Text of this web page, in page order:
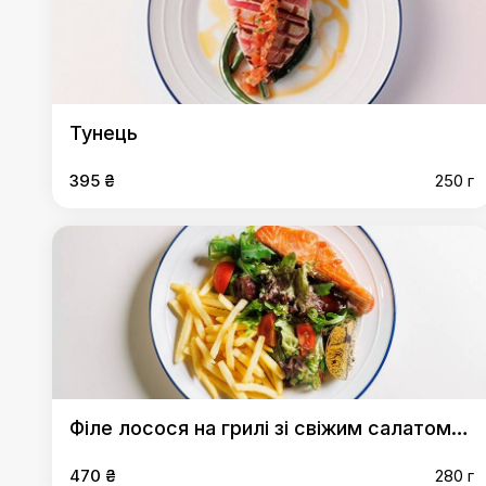
Тунець
395 ₴ 250 г
Філе лосося на грилі зі свіжим салатом в поєднанні з картоплею фрі
470 ₴ 280 г